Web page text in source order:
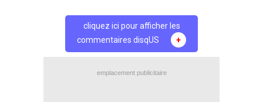
cliquez ici pour afficher les
commentaires disqUS
+
emplacement publicitaire